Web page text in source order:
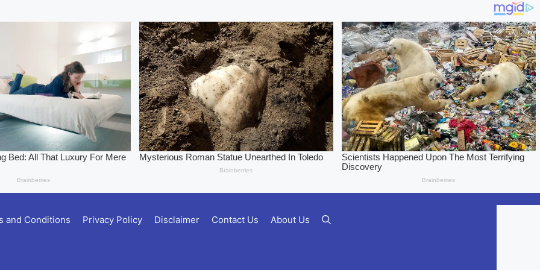
and Conditions Privacy Policy Disclaimer Contact Us About Us